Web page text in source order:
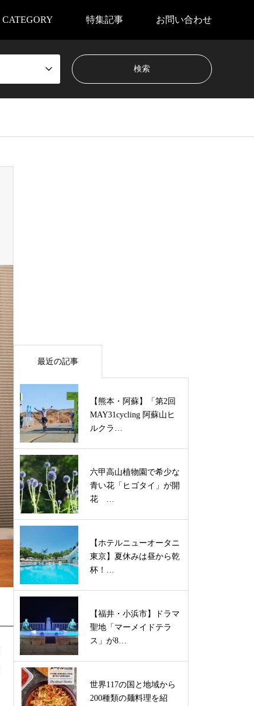
CATEGORY 特集記事 お問い合わせ
最近の記事
【熊本・阿蘇】「第2回
MAY31cycling 阿蘇山ヒ
ルクラ…
六甲高山植物園で希少な
青い花「ヒゴタイ」が開
花 …
【ホテルニューオータニ
東京】夏休みは昼から乾
杯！…
【福井・小浜市】ドラマ
聖地「マーメイドテラ
ス」が8…
世界117の国と地域から
200種類の麺料理を紹